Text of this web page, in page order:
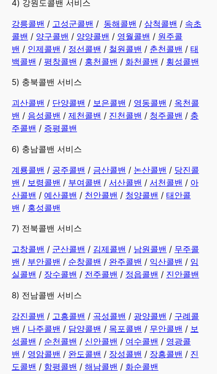
4) 강원도콜밴 서비스
강릉콜밴 / 고성군콜밴 / 동해콜밴 / 삼척콜밴 / 속초
콜밴 / 양구콜밴 / 양양콜밴 / 영월콜밴 / 원주콜
밴 / 인제콜밴 / 정선콜밴 / 철원콜밴 / 춘천콜밴 / 태
백콜밴 / 평창콜밴 / 홍천콜밴 / 화천콜밴 / 횡성콜밴
5) 충북콜밴 서비스
괴산콜밴 / 단양콜밴 / 보은콜밴 / 영동콜밴 / 옥천콜
밴 / 음성콜밴 / 제천콜밴 / 진천콜밴 / 청주콜밴 / 충
주콜밴 / 증평콜밴
6) 충남콜밴 서비스
계룡콜밴 / 공주콜밴 / 금산콜밴 / 논산콜밴 / 당진콜
밴 / 보령콜밴 / 부여콜밴 / 서산콜밴 / 서천콜밴 / 아
산콜밴 / 예산콜밴 / 천안콜밴 / 청양콜밴 / 태안콜
밴 / 홍성콜밴
7) 전북콜밴 서비스
고창콜밴 / 군산콜밴 / 김제콜밴 / 남원콜밴 / 무주콜
밴 / 부안콜밴 / 순창콜밴 / 완주콜밴 / 익산콜밴 / 임
실콜밴 / 장수콜밴 / 전주콜밴 / 정읍콜밴 / 진안콜밴
8) 전남콜밴 서비스
강진콜밴 / 고흥콜밴 / 곡성콜밴 / 광양콜밴 / 구례콜
밴 / 나주콜밴 / 담양콜밴 / 목포콜밴 / 무안콜밴 / 보
성콜밴 / 순천콜밴 / 신안콜밴 / 여수콜밴 / 영광콜
밴 / 영암콜밴 / 완도콜밴 / 장성콜밴 / 장흥콜밴 / 진
도콜밴 / 함평콜밴 / 해남콜밴 / 화순콜밴